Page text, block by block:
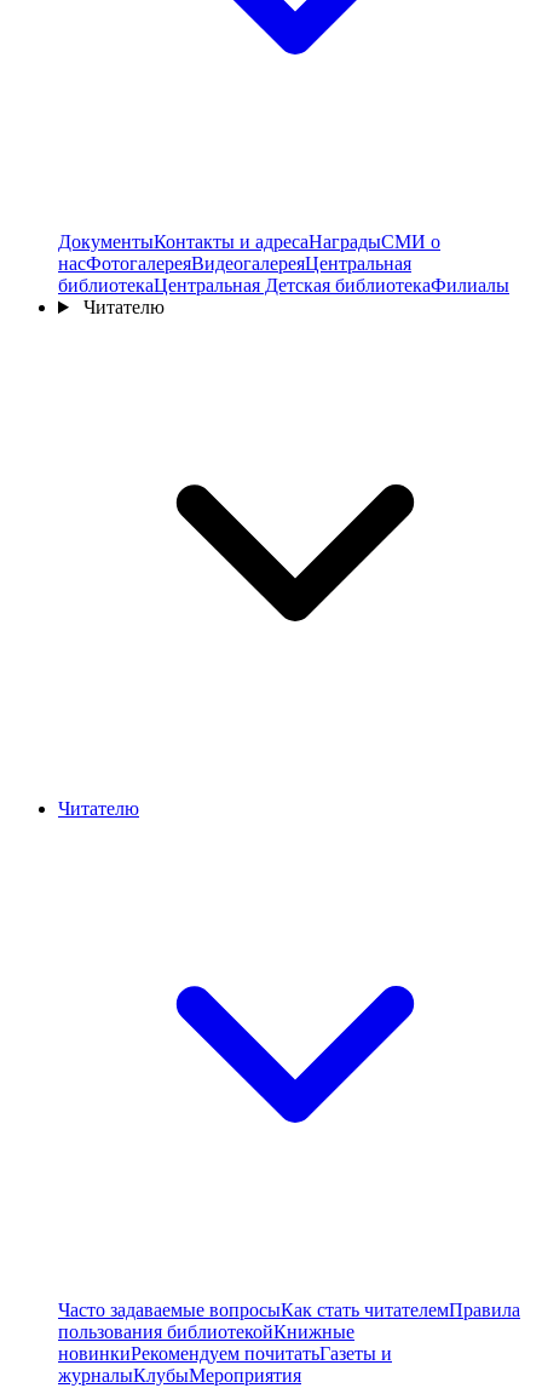
ДокументыКонтакты и адресаНаградыСМИ о
насФотогалереяВидеогалереяЦентральная
библиотекаЦентральная Детская библиотекаФилиалы
Читателю
Читателю
Часто задаваемые вопросыКак стать читателемПравила
пользования библиотекойКнижные
новинкиРекомендуем почитатьГазеты и
журналыКлубыМероприятия